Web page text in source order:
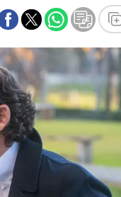
A
y finanzas
el campo
empresas